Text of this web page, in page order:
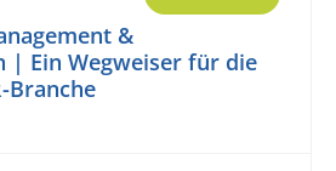
&
| Ein Wegweiser für die
Branche